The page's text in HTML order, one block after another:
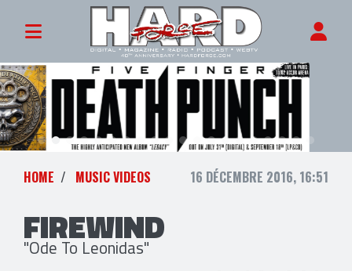
HOME MUSIC VIDEOS 16 DÉCEMBRE 2016, 16:51
FIREWIND
"Ode To Leonidas"